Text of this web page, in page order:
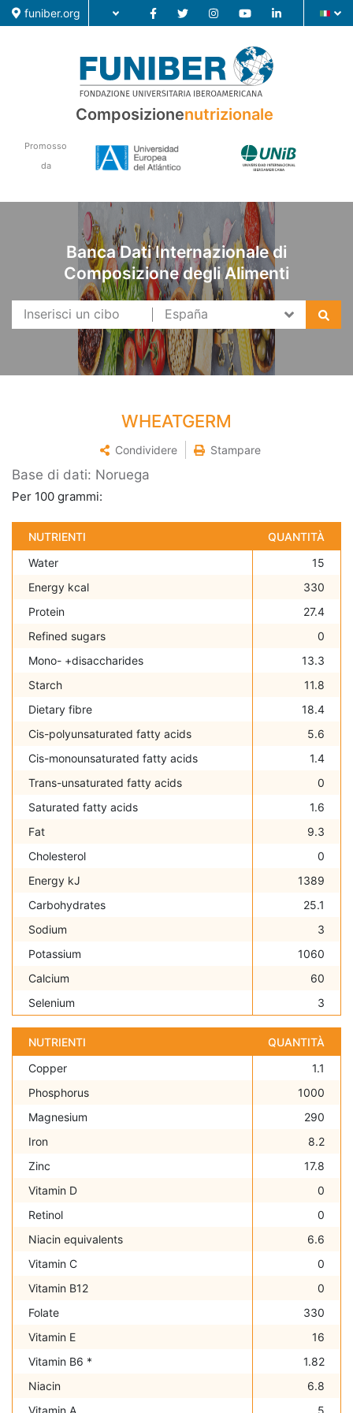
funiber.org
Composizione nutrizionale
Composizionenutrizionale
Promosso
da
Banca Dati Internazionale di
Composizione degli Alimenti
WHEATGERM
Condividere Stampare
Base di dati: Noruega
Per 100 grammi:
NUTRIENTI
QUANTITÀ
Water
15
Energy kcal
330
Protein
27.4
Refined sugars
0
Mono- +disaccharides
13.3
Starch
11.8
Dietary fibre
18.4
Cis-polyunsaturated fatty acids
5.6
Cis-monounsaturated fatty acids
1.4
Trans-unsaturated fatty acids
0
Saturated fatty acids
1.6
Fat
9.3
Cholesterol
0
Energy kJ
1389
Carbohydrates
25.1
Sodium
3
Potassium
1060
Calcium
60
Selenium
3
NUTRIENTI
QUANTITÀ
Copper
1.1
Phosphorus
1000
Magnesium
290
Iron
8.2
Zinc
17.8
Vitamin D
0
Retinol
0
Niacin equivalents
6.6
Vitamin C
0
Vitamin B12
0
Folate
330
Vitamin E
16
Vitamin B6 *
1.82
Niacin
6.8